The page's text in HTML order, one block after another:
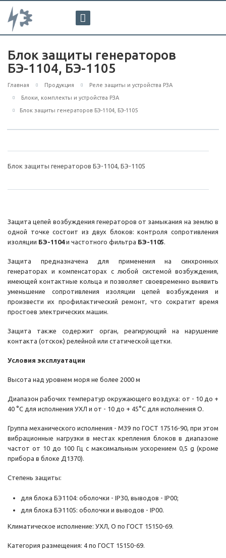
Блок защиты генераторов
БЭ-1104, БЭ-1105
Главная Продукция Реле защиты и устройства РЗА
Блоки, комплекты и устройства РЗА
Блок защиты генераторов БЭ-1104, БЭ-1105
Блок защиты генераторов БЭ-1104, БЭ-1105
Защита цепей возбуждения генераторов от замыкания на землю в
одной точке состоит из двух блоков: контроля сопротивления
изоляции БЭ-1104и частотного фильтра БЭ-1105.
Защита предназначена для применения на синхронных
генераторах и компенсаторах с любой системой возбуждения,
имеющей контактные кольца и позволяет своевременно выявить
уменьшение сопротивления изоляции цепей возбуждения и
произвести их профилактический ремонт, что сократит время
простоев электрических машин.
Защита также содержит орган, реагирующий на нарушение
контакта (отскок) релейной или статической щетки.
Условия эксплуатации
Высота над уровнем моря не более 2000 м
Диапазон рабочих температур окружающего воздуха: от - 10 до +
40 °С для исполнения УХЛ и от - 10 до + 45°С для исполнения O.
Группа механического исполнения - М39 по ГОСТ 17516-90, при этом
вибрационные нагрузки в местах крепления блоков в диапазоне
частот от 10 до 100 Гц c максимальным ускорением 0,5 g (кроме
прибора в блоке Д1370).
Степень защиты:
для блока БЭ1104: оболочки - IP30, выводов - IP00;
для блока БЭ1105: оболочки и выводов - IP00.
Климатическое исполнение: УХЛ, О по ГОСТ 15150-69.
Категория размещения: 4 по ГОСТ 15150-69.